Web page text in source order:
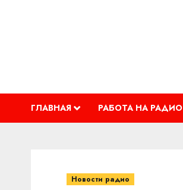
ГЛАВНАЯ РАБОТА НА РАДИО
Новости радио